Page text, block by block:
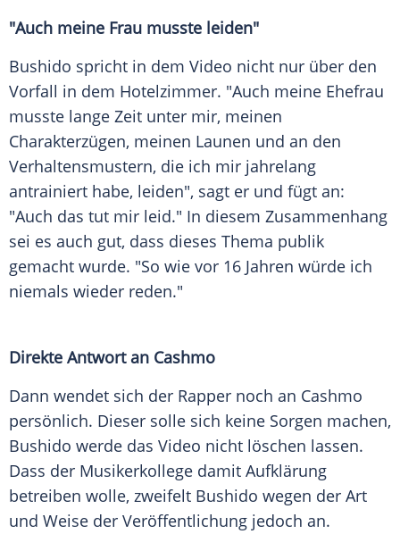
"Auch meine Frau musste leiden"
Bushido spricht in dem Video nicht nur über den
Vorfall in dem Hotelzimmer. "Auch meine Ehefrau
musste lange Zeit unter mir, meinen
Charakterzügen, meinen Launen und an den
Verhaltensmustern, die ich mir jahrelang
antrainiert habe, leiden", sagt er und fügt an:
"Auch das tut mir leid." In diesem Zusammenhang
sei es auch gut, dass dieses Thema publik
gemacht wurde. "So wie vor 16 Jahren würde ich
niemals wieder reden."
Direkte Antwortan Cashmo
Dann wendet sich der Rapper noch an Cashmo
persönlich. Dieser solle sich keine Sorgen machen,
Bushido werde das Video nicht löschen lassen.
Dass der Musikerkollege damit Aufklärung
betreiben wolle, zweifelt Bushido wegen der Art
und Weise der Veröffentlichung jedoch an.